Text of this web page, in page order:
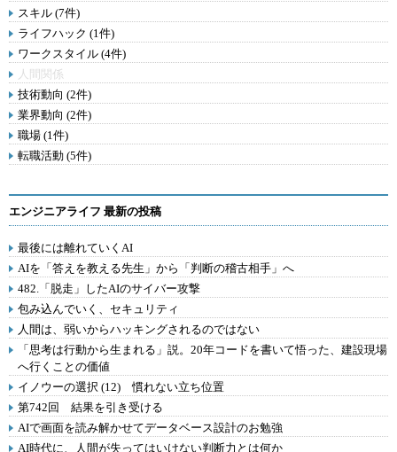
スキル (7件)
ライフハック (1件)
ワークスタイル (4件)
人間関係
技術動向 (2件)
業界動向 (2件)
職場 (1件)
転職活動 (5件)
エンジニアライフ 最新の投稿
最後には離れていくAI
AIを「答えを教える先生」から「判断の稽古相手」へ
482.「脱走」したAIのサイバー攻撃
包み込んでいく、セキュリティ
人間は、弱いからハッキングされるのではない
「思考は行動から生まれる」説。20年コードを書いて悟った、建設現場
へ行くことの価値
イノウーの選択 (12) 慣れない立ち位置
第742回 結果を引き受ける
AIで画面を読み解かせてデータベース設計のお勉強
AI時代に、人間が失ってはいけない判断力とは何か